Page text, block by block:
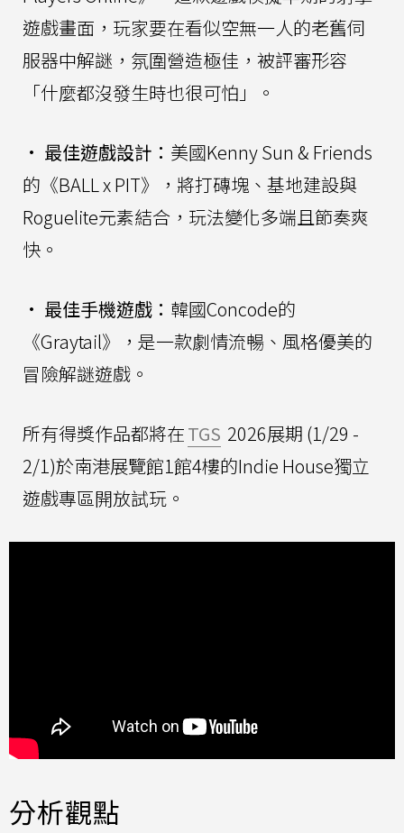
遊戲畫面，玩家要在看似空無一人的老舊伺
服器中解謎，氛圍營造極佳，被評審形容
「什麼都沒發生時也很可怕」。
• 最佳遊戲設計： 美國Kenny Sun & Friends
的《BALL x PIT》，將打磚塊、基地建設與
Roguelite元素結合，玩法變化多端且節奏爽
快。
• 最佳手機遊戲： 韓國Concode的
《Graytail》，是一款劇情流暢、風格優美的
冒險解謎遊戲。
所有得獎作品都將在TGS 2026展期 (1/29 -
2/1)於南港展覽館1館4樓的Indie House獨立
遊戲專區開放試玩。
分析觀點